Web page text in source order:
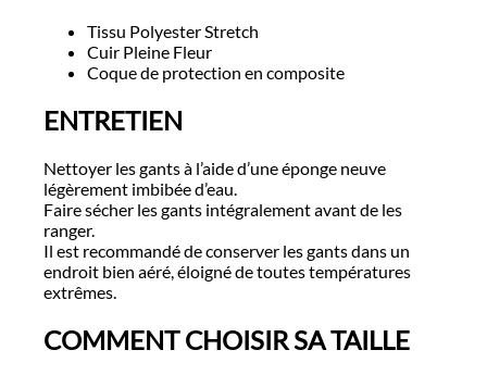
Tissu Polyester Stretch
Cuir Pleine Fleur
Coque de protection en composite
ENTRETIEN
Nettoyer les gants à l’aide d’une éponge neuve
légèrement imbibée d’eau.
Faire sécher les gants intégralement avant de les
ranger.
Il est recommandé de conserver les gants dans un
endroit bien aéré, éloigné de toutes températures
extrêmes.
COMMENT CHOISIR SA TAILLE